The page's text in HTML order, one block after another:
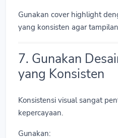
Gunakan cover highlight
yang konsisten agar
7. Gunakan
yang Konsisten
Konsistensi visual sangat
kepercayaan.
Gunakan: